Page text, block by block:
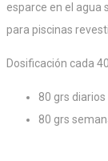
esparce en el agua
para piscinas
Dosificación cada
80 grs
80 grs